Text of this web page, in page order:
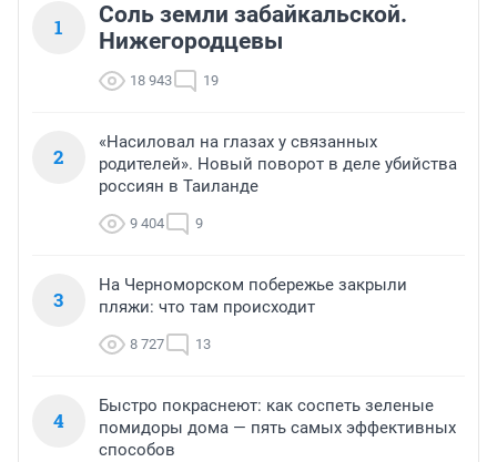
1
Соль земли забайкальской.
Нижегородцевы
18 943 19
2
«Насиловал на глазах у связанных
родителей». Новый поворот в деле убийства
россиян в Таиланде
9 404 9
3
На Черноморском побережье закрыли
пляжи: что там происходит
8 727 13
4
Быстро покраснеют: как соспеть зеленые
помидоры дома — пять самых эффективных
способов